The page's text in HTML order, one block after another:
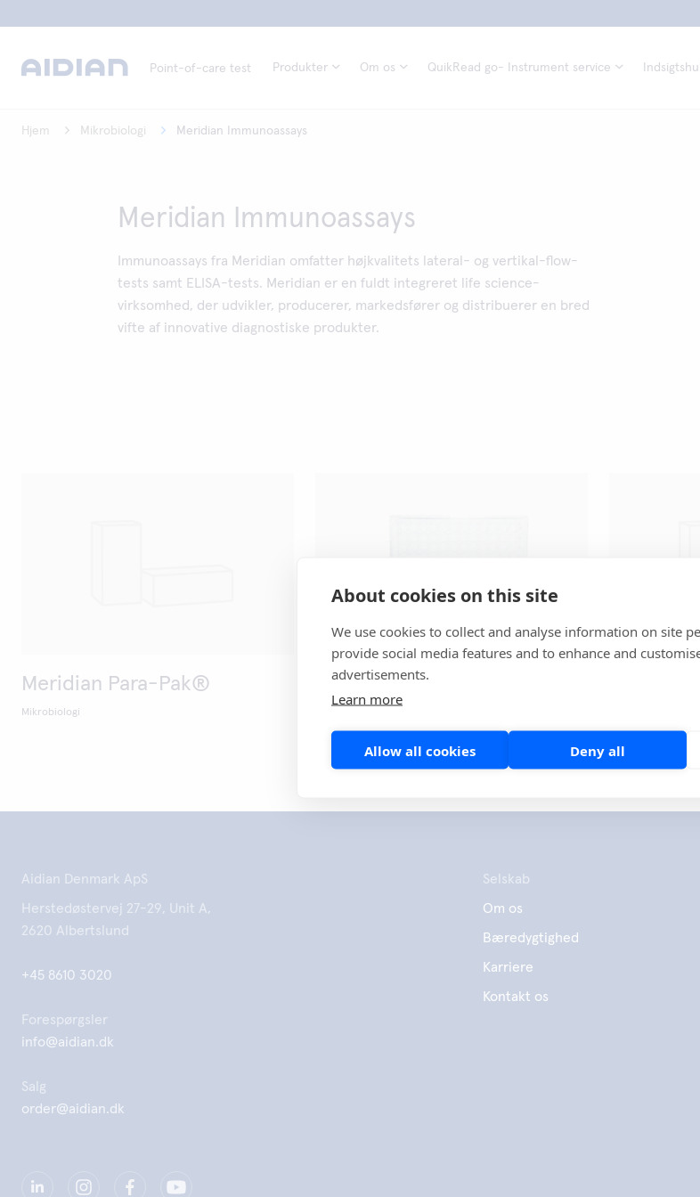
About cookies on this site
We use cookies to collect and analyse information on site
provide social media features and to enhance and
advertisements.
Learn more
Allow all cookies Deny all
Point-of-care test Produkter Om os QuikRead go- Instrument service
Hjem Mikrobiologi Meridian Immunoassays
Meridian Immunoassays
Immunoassays fra Meridian omfatter højkvalitets lateral- og vertikal-flow-
tests samt ELISA-tests. Meridian er en fuldt integreret life science-
virksomhed, der udvikler, producerer, markedsfører og distribuerer en bred
vifte af innovative diagnostiske produkter.
Meridian Para-Pak®
Mikrobiologi
Meridian Premier®
Aidian Denmark ApS
Herstedøstervej 27-29, Unit A,
2620 Albertslund
+45 8610 3020
Forespørgsler
info@aidian.dk
Salg
order@aidian.dk
Selskab
Om os
Bæredygtighed
Karriere
Kontakt os